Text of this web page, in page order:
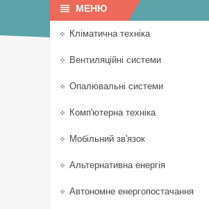
Кліматична техніка
Вентиляційні системи
Опалювальні системи
Комп'ютерна техніка
Мобільний зв'язок
Альтернативна енергія
Автономне енергопостачання